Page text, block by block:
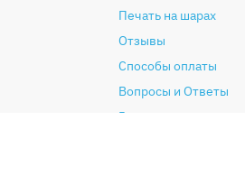
Печать на шарах
Отзывы
Способы оплаты
Вопросы и Ответы
Гарантия и возврат